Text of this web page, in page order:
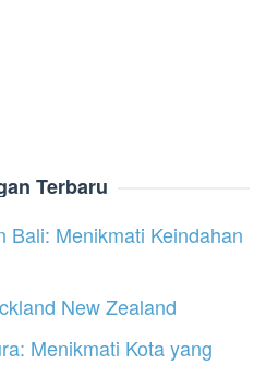
Terbaru
Bali: Menikmati Keindahan
New Zealand
Menikmati Kota yang